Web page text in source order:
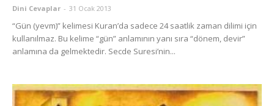
Dini Cevaplar - 31 Ocak 2013
“Gün (yevm)” kelimesi Kuran’da sadece 24 saatlik zaman dilimi için
kullanılmaz. Bu kelime “gün” anlamının yanı sıra “dönem, devir”
anlamına da gelmektedir. Secde Suresi’nin...